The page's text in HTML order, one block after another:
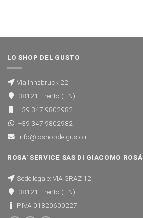
LO SHOP DEL GUSTO
Via Innsbruck 22
38121 Trento (TN)
+39 347 9802982
+39 347 9802982
info@loshopdelgusto.it
ROSA' SERVICE SAS DI GIACOMO ROSÁ
Sede legale: VIA GRAZ 12
38121 Trento (TN)
P.IVA 01820600227